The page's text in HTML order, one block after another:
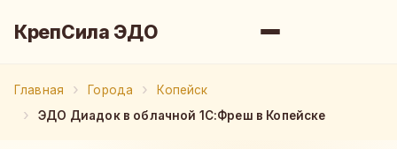
КрепСила ЭДО
Главная Города
Копейск
ЭДО Диадок в облачной 1С:Фреш в Копейске